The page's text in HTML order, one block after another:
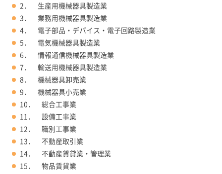
2． 生産用機械器具製造業
3． 業務用機械器具製造業
4． 電子部品・デバイス・電子回路製造業
5． 電気機械器具製造業
6． 情報通信機械器具製造業
7． 輸送用機械器具製造業
8． 機械器具卸売業
9． 機械器具小売業
10． 総合工事業
11． 設備工事業
12． 職別工事業
13． 不動産取引業
14． 不動産賃貸業・管理業
15． 物品賃貸業